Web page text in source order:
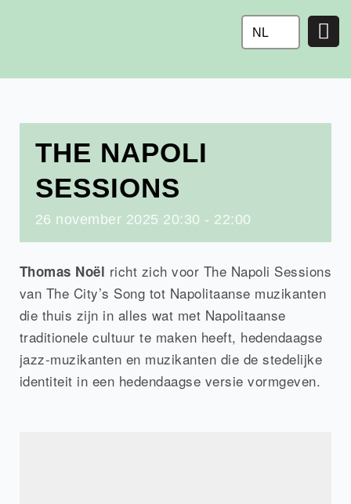
NL
THE NAPOLI
SESSIONS
26 november 2025 20:30 - 22:00
Thomas Noël richt zich voor The Napoli Sessions
van The City’s Song tot Napolitaanse muzikanten
die thuis zijn in alles wat met Napolitaanse
traditionele cultuur te maken heeft, hedendaagse
jazz-muzikanten en muzikanten die de stedelijke
identiteit in een hedendaagse versie vormgeven.